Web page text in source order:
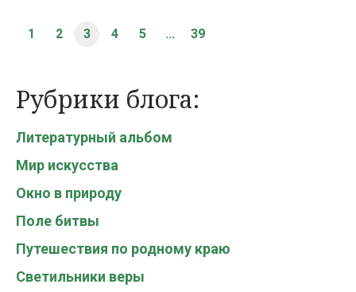
1 2 3 4 5 ... 39
Рубрики блога:
Литературный альбом
Мир искусства
Окно в природу
Поле битвы
Путешествия по родному краю
Светильники веры